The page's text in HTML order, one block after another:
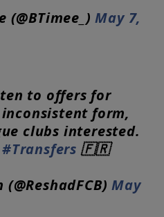
(@BTimee_)May 7,
to offers for
form,
clubs interested.
#Transfers 🇫🇷
May